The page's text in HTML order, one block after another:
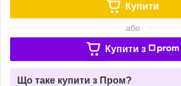
Купити
або
Купити з
Що таке купити з Пром?